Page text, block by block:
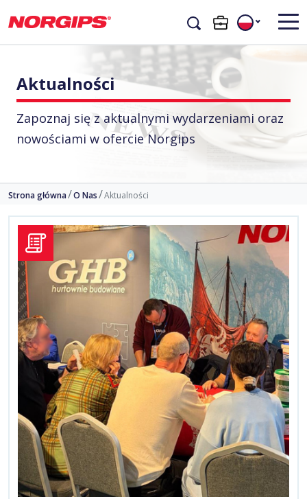
Aktualności
Zapoznaj się z aktualnymi wydarzeniami oraz
nowościami w ofercie Norgips
Strona główna O Nas Aktualności